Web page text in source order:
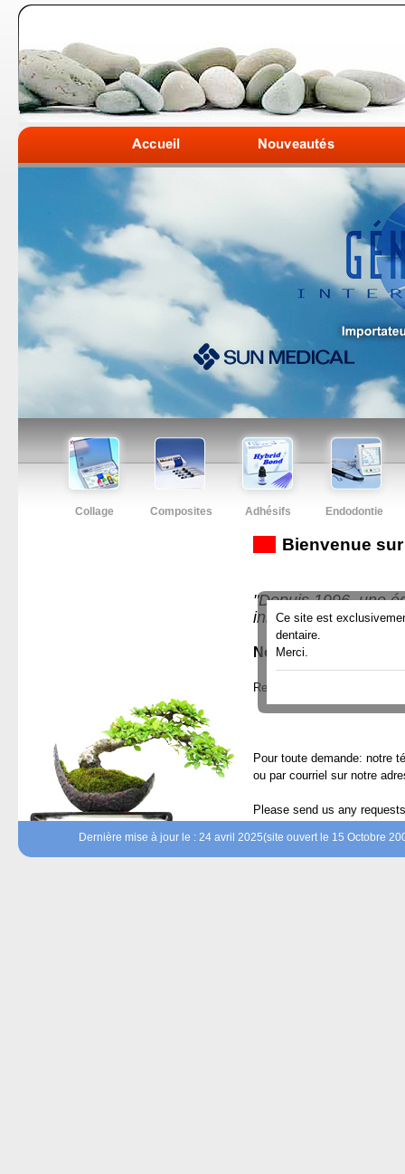
Collage Composites Adhésifs Endodontie
Bienvenue
"Depuis 1996, une
innovants et
Nos produits sont
Retrouvez notre groupe sur
Pour toute demande: notre
ou par courriel sur notre
Please send us any
Dernière mise à jour le : 24 avril 2025(site ouvert le 15 Octobre
Ce site est
dentaire.
Merci.